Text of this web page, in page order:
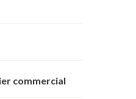
commercial